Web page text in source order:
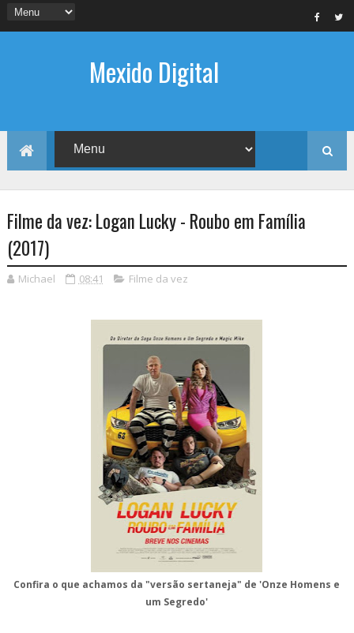
Mexido Digital
Filme da vez: Logan Lucky - Roubo em Família
(2017)
Michael 08:41 Filme da vez
Confira o que achamos da "versão sertaneja" de 'Onze Homens e
um Segredo'